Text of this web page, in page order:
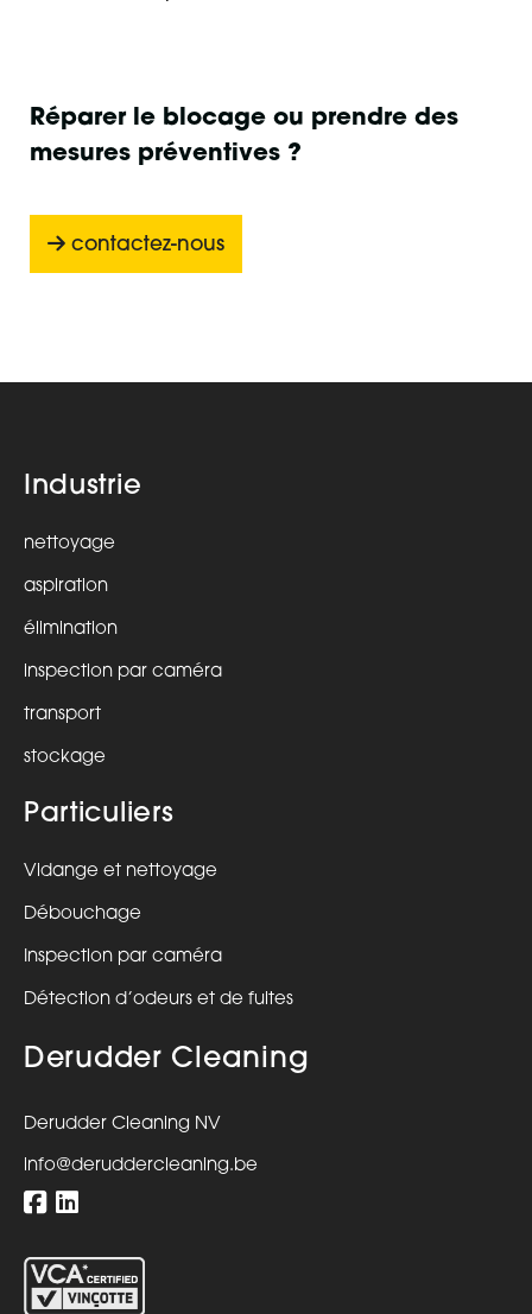
Réparer le blocage ou prendre des
mesures préventives ?
contactez-nous
Industrie
nettoyage
aspiration
élimination
inspection par caméra
transport
stockage
Particuliers
Vidange et nettoyage
Débouchage
Inspection par caméra
Détection d’odeurs et de fuites
Derudder Cleaning
Derudder Cleaning NV
info@deruddercleaning.be